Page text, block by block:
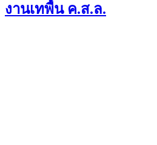
งานเทพื้น ค.ส.ล.